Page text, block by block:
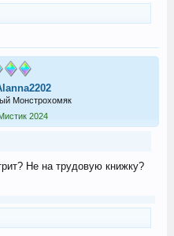
Монстрохомяк
2024
Не на трудовую книжку?